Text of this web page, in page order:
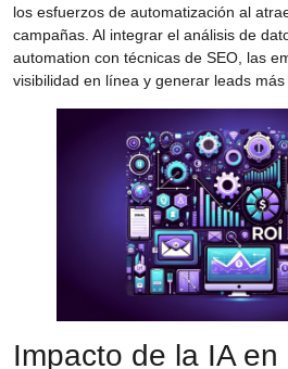
los esfuerzos de automatización al
campañas. Al integrar el análisis de
automation con técnicas de SEO, las
visibilidad en línea y generar leads más
Impacto de la IA en